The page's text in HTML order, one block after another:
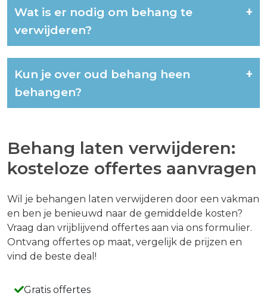
Wat is er nodig om behang te
verwijderen?
+
Kun je over oud behang heen
behangen?
+
Behang laten verwijderen:
kosteloze offertes aanvragen
Wil je behangen laten verwijderen door een vakman
en ben je benieuwd naar de gemiddelde kosten?
Vraag dan vrijblijvend offertes aan via ons formulier.
Ontvang offertes op maat, vergelijk de prijzen en
vind de beste deal!
Gratis offertes